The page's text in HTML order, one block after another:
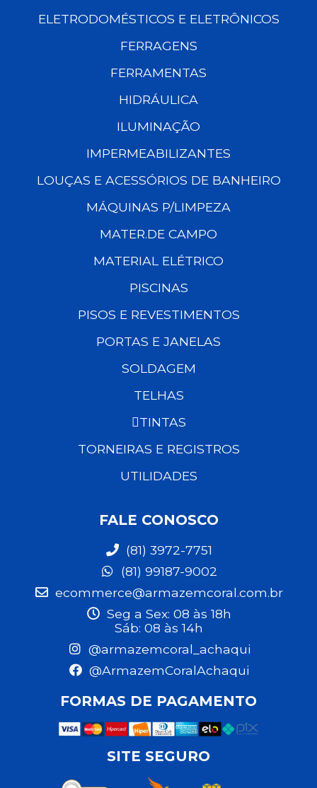
ELETRODOMÉSTICOS E ELETRÔNICOS
FERRAGENS
FERRAMENTAS
HIDRÁULICA
ILUMINAÇÃO
IMPERMEABILIZANTES
LOUÇAS E ACESSÓRIOS DE BANHEIRO
MÁQUINAS P/LIMPEZA
MATER.DE CAMPO
MATERIAL ELÉTRICO
PISCINAS
PISOS E REVESTIMENTOS
PORTAS E JANELAS
SOLDAGEM
TELHAS
TINTAS
TORNEIRAS E REGISTROS
UTILIDADES
FALE CONOSCO
(81) 3972-7751
(81) 99187-9002
ecommerce@armazemcoral.com.br
Seg a Sex: 08 às 18h
Sáb: 08 às 14h
@armazemcoral_achaqui
@ArmazemCoralAchaqui
FORMAS DE PAGAMENTO
SITE SEGURO